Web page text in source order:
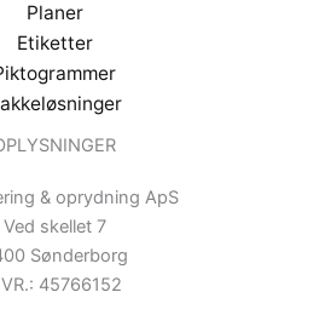
Planer
Etiketter
& oprydning ApS
Ved skellet 7
Sønderborg
45766152